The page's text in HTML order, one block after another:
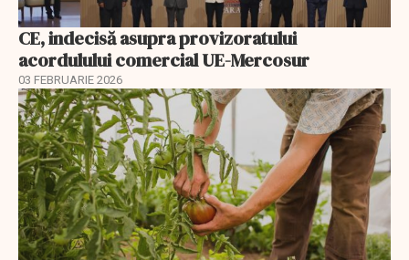
CE, indecisă asupra provizoratului
acordulului comercial UE-Mercosur
03 FEBRUARIE 2026